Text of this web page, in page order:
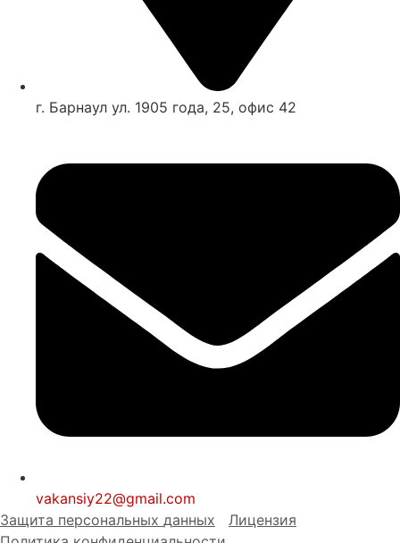
г. Барнаул ул. 1905 года, 25, офис 42
vakansiy22@gmail.com
Защита персональных данных
Лицензия